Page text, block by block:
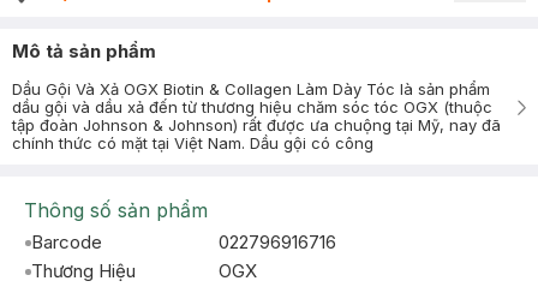
Mô tả sản phẩm
Dầu Gội Và Xả OGX Biotin & Collagen Làm Dày Tóc là sản phẩm
dầu gội và dầu xả đến từ thương hiệu chăm sóc tóc OGX (thuộc
tập đoàn Johnson & Johnson) rất được ưa chuộng tại Mỹ, nay đã
chính thức có mặt tại Việt Nam. Dầu gội có công
Thông số sản phẩm
Barcode
022796916716
Thương Hiệu
OGX